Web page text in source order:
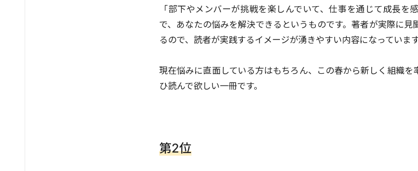
「部下やメンバーが挑戦を楽しんでいて、仕事を通じて成長を
で、あなたの悩みを解決できるというものです。著者が実際に見
るので、読者が実践するイメージが湧きやすい内容になっています
現在悩みに直面している方はもちろん、この春から新しく組織を
ひ読んで欲しい一冊です。
第2位